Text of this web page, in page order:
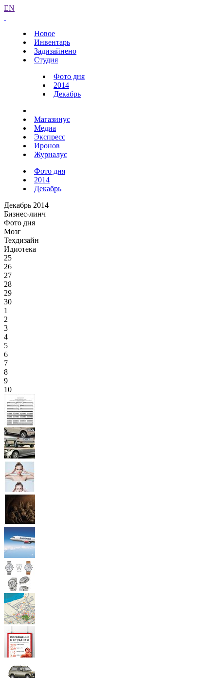
EN
Новое
Инвентарь
Задизайнено
Студия
Фото дня
2014
Декабрь
Магазинус
Медиа
Экспресс
Иронов
Журналус
Фото дня
2014
Декабрь
Декабрь 2014
Бизнес-линч
Фото дня
Мозг
Техдизайн
Идиотека
25
26
27
28
29
30
1
2
3
4
5
6
7
8
9
10